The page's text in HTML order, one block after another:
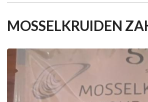
MOSSELKRUIDEN